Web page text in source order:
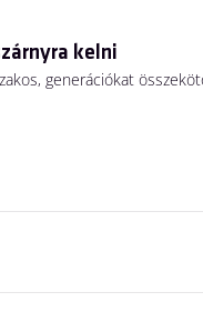
kelni
generációkat